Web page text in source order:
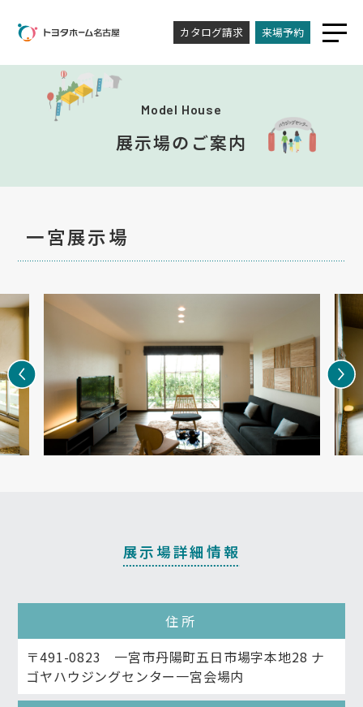
カタログ請求 来場予約
Model House
展示場のご案内
一宮展示場
展示場詳細情報
住所
〒491-0823 一宮市丹陽町五日市場字本地28 ナ
ゴヤハウジングセンター一宮会場内